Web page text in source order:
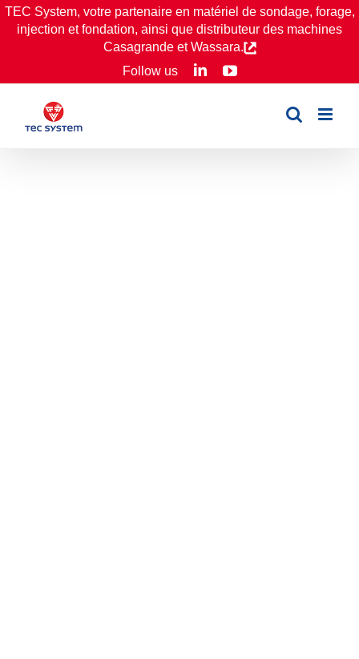
Passer
TEC System, votre partenaire en matériel de sondage, forage,
injection et fondation, ainsi que distributeur des machines
Casagrande et Wassara.
Follow us
LinkedInYouTube